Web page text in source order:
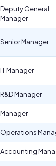
Deputy General
Manager
Senior Manager
IT Manager
R&D Manager
Manager
Operations
Accounting